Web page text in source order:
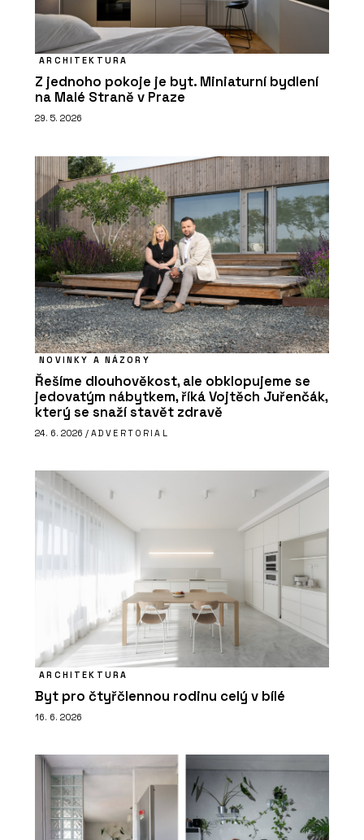
ARCHITEKTURA
Z jednoho pokoje je byt. Miniaturní bydlení
na Malé Straně v Praze
29. 5. 2026
NOVINKY A NÁZORY
Řešíme dlouhověkost, ale obklopujeme se
jedovatým nábytkem, říká Vojtěch Juřenčák,
který se snaží stavět zdravě
24. 6. 2026 / ADVERTORIAL
ARCHITEKTURA
Byt pro čtyřčlennou rodinu celý v bílé
16. 6. 2026